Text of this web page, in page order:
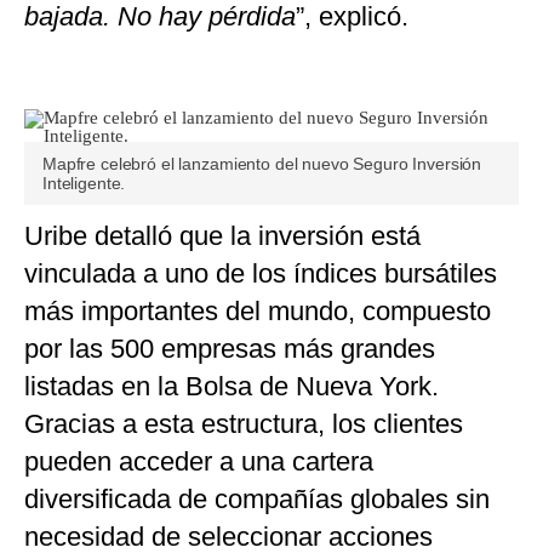
bajada. No hay pérdida”, explicó.
Mapfre celebró el lanzamiento del nuevo Seguro Inversión
Inteligente.
Uribe detalló que la inversión está
vinculada a uno de los índices bursátiles
más importantes del mundo, compuesto
por las 500 empresas más grandes
listadas en la Bolsa de Nueva York.
Gracias a esta estructura, los clientes
pueden acceder a una cartera
diversificada de compañías globales sin
necesidad de seleccionar acciones